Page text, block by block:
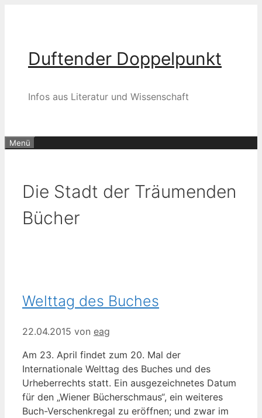
Duftender Doppelpunkt
Infos aus Literatur und Wissenschaft
Menü
Die Stadt der Träumenden
Bücher
Welttag des Buches
22.04.2015 von eag
Am 23. April findet zum 20. Mal der
Internationale Welttag des Buches und des
Urheberrechts statt. Ein ausgezeichnetes Datum
für den „Wiener Bücherschmaus“, ein weiteres
Buch-Verschenkregal zu eröffnen; und zwar im